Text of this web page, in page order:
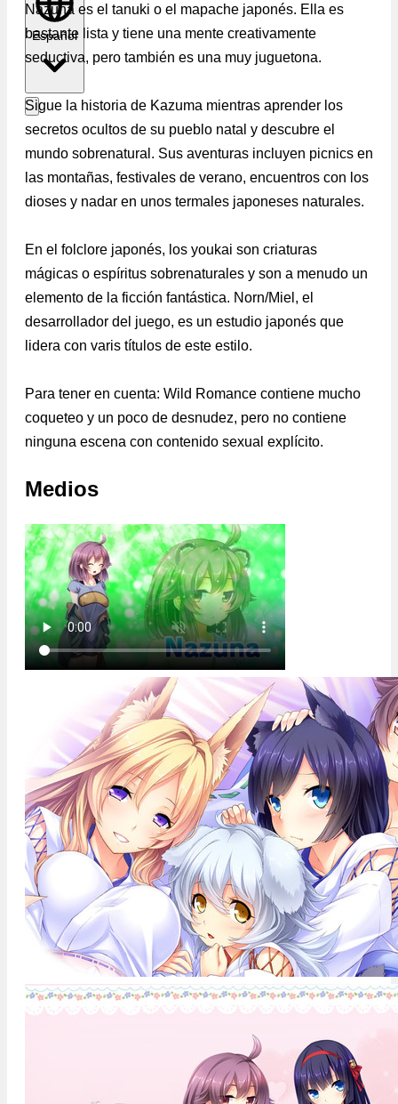
Español
Nazuna es el tanuki o el mapache japonés. Ella es
bastante lista y tiene una mente creativamente
seductiva, pero también es una muy juguetona.
Sigue la historia de Kazuma mientras aprender los
secretos ocultos de su pueblo natal y descubre el
mundo sobrenatural. Sus aventuras incluyen picnics en
las montañas, festivales de verano, encuentros con los
dioses y nadar en unos termales japoneses naturales.
En el folclore japonés, los youkai son criaturas
mágicas o espíritus sobrenaturales y son a menudo un
elemento de la ficción fantástica. Norn/Miel, el
desarrollador del juego, es un estudio japonés que
lidera con varis títulos de este estilo.
Para tener en cuenta: Wild Romance contiene mucho
coqueteo y un poco de desnudez, pero no contiene
ninguna escena con contenido sexual explícito.
Medios